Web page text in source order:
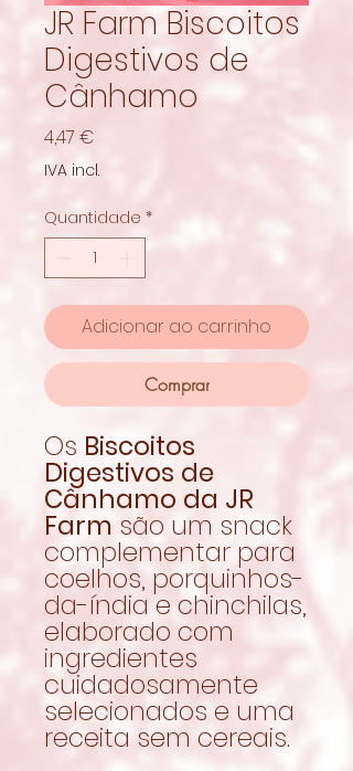
JR Farm Biscoitos
Digestivos de
Cânhamo
4,47 €
IVA incl.
Quantidade *
Adicionar ao carrinho
Comprar
Os Biscoitos
Digestivos de
Cânhamo da JR
Farm são um snack
complementar para
coelhos, porquinhos-
da-índia e chinchilas,
elaborado com
ingredientes
cuidadosamente
selecionados e uma
receita sem cereais.